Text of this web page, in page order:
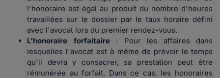
l'honoraire est égal au produit du nombre d'heures
travaillées sur le dossier par le taux horaire défini
avec l'avocat lors du premier rendez-vous.
L'honoraire forfaitaire: Pour les affaires dans
lesquelles l'avocat est à même de prévoir le temps
qu'il devra y consacrer, sa prestation peut être
rémunérée au forfait. Dans ce cas, les honoraires